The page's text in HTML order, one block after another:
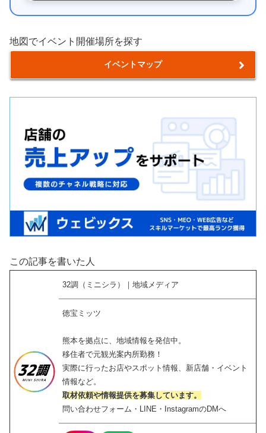
地図でイベント開催場所を探す
イベントマップ
この記事を書いた人
32調（ミニシラ）｜地域メディア
徳宝ミッツ
熊本を拠点に、地域情報を発信中。
移住者で元観光案内所勤務！
実際に行ったお店やスポット情報、新店舗・イベント
情報など。
取材依頼や情報提供を募集しています。
問い合わせフォーム・LINE・InstagramのDMへ